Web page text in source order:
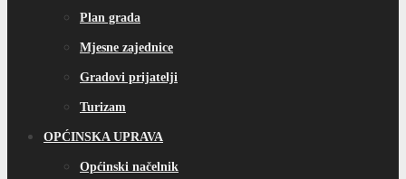
Plan grada
Mjesne zajednice
Gradovi prijatelji
Turizam
OPĆINSKA UPRAVA
Općinski načelnik